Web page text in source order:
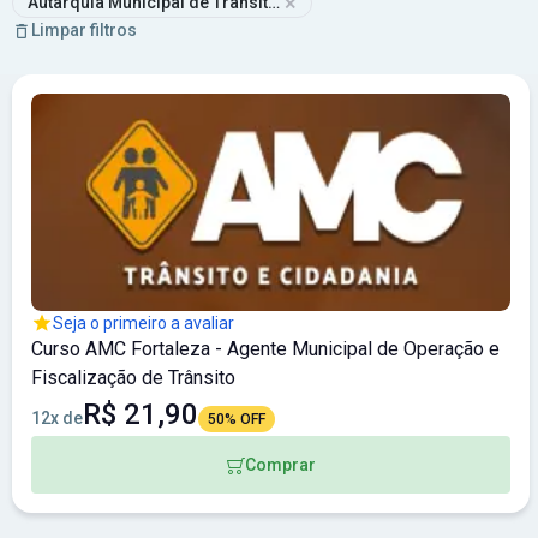
Limpar filtros
Seja o primeiro a avaliar
Curso AMC Fortaleza - Agente Municipal de Operação e
Fiscalização de Trânsito
12x deR$ 21,90 50% OFF
Comprar